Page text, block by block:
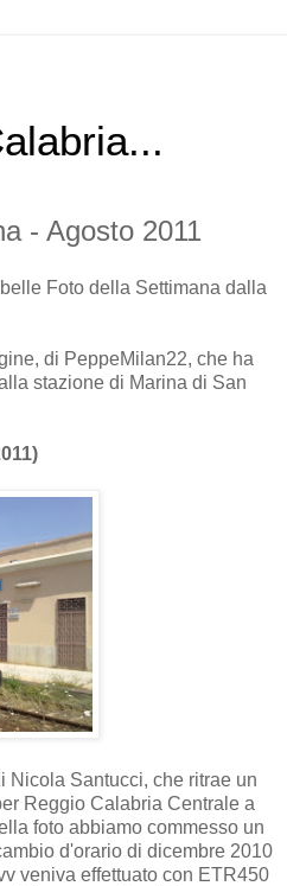
- Agosto 2011
Foto della Settimana dalla
di PeppeMilan22, che ha
stazione di Marina di San
Nicola Santucci, che ritrae un
Reggio Calabria Centrale a
foto abbiamo commesso un
d'orario di dicembre 2010
veniva effettuato con ETR450